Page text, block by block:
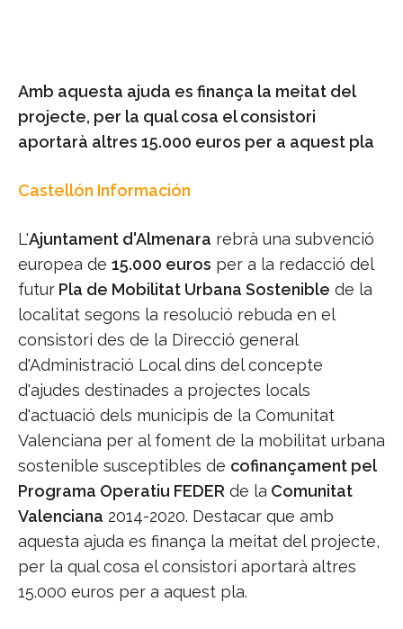
Amb aquesta ajuda es finança la meitat del
projecte, per la qual cosa el consistori
aportarà altres 15.000 euros per a aquest pla
Castellón Información
L'Ajuntament d'Almenara rebrà una subvenció
europea de 15.000 euros per a la redacció del
futur Pla de Mobilitat Urbana Sostenible de la
localitat segons la resolució rebuda en el
consistori des de la Direcció general
d'Administració Local dins del concepte
d'ajudes destinades a projectes locals
d'actuació dels municipis de la Comunitat
Valenciana per al foment de la mobilitat urbana
sostenible susceptibles de cofinançament pel
Programa Operatiu FEDER de la Comunitat
Valenciana 2014-2020. Destacar que amb
aquesta ajuda es finança la meitat del projecte,
per la qual cosa el consistori aportarà altres
15.000 euros per a aquest pla.